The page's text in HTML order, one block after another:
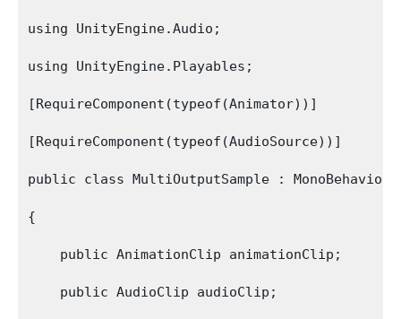
using UnityEngine.Audio;
using UnityEngine.Playables;
[RequireComponent(typeof(Animator))]
[RequireComponent(typeof(AudioSource))]
public class MultiOutputSample : MonoBehaviour
{
    public AnimationClip animationClip;
    public AudioClip audioClip;